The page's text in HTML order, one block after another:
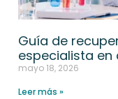
Guía de
especialista
mayo 18, 2026
Leer más »